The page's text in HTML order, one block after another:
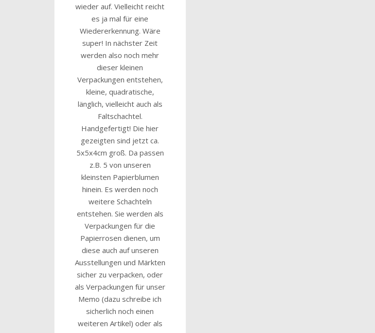
wieder auf. Vielleicht reicht
es ja mal für eine
Wiedererkennung. Wäre
super! In nächster Zeit
werden also noch mehr
dieser kleinen
Verpackungen entstehen,
kleine, quadratische,
länglich, vielleicht auch als
Faltschachtel.
Handgefertigt! Die hier
gezeigten sind jetzt ca.
5x5x4cm groß. Da passen
z.B. 5 von unseren
kleinsten Papierblumen
hinein. Es werden noch
weitere Schachteln
entstehen. Sie werden als
Verpackungen für die
Papierrosen dienen, um
diese auch auf unseren
Ausstellungen und Märkten
sicher zu verpacken, oder
als Verpackungen für unser
Memo (dazu schreibe ich
sicherlich noch einen
weiteren Artikel) oder als